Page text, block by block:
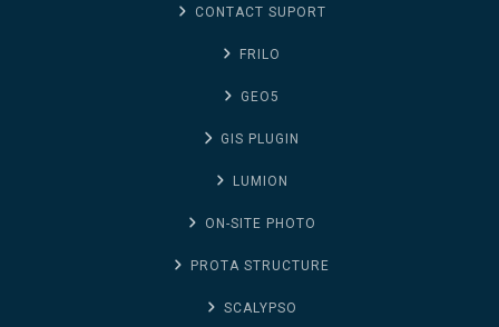
CONTACT SUPORT
FRILO
GEO5
GIS PLUGIN
LUMION
ON-SITE PHOTO
PROTA STRUCTURE
SCALYPSO